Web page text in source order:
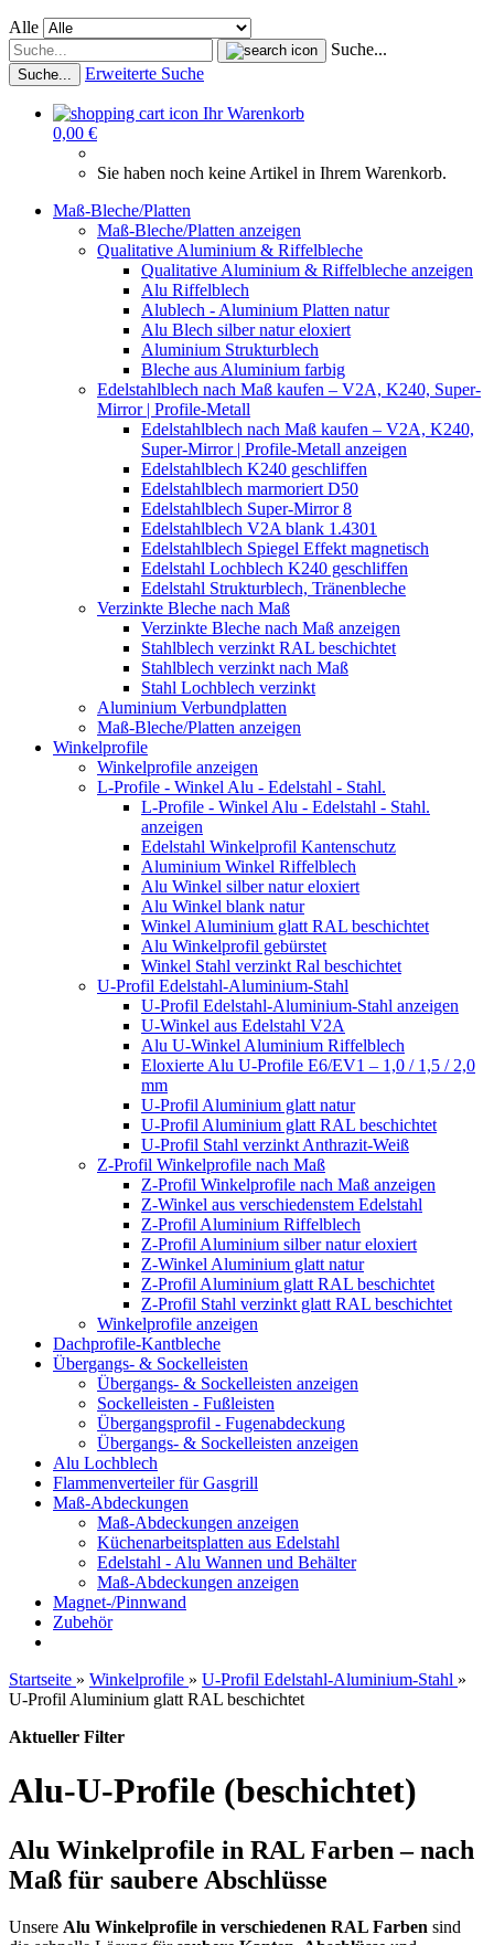
Alle
Suche...
Suche... Erweiterte Suche
Ihr Warenkorb
0,00 €
Sie haben noch keine Artikel in Ihrem Warenkorb.
Maß-Bleche/Platten
Maß-Bleche/Platten anzeigen
Qualitative Aluminium & Riffelbleche
Qualitative Aluminium & Riffelbleche anzeigen
Alu Riffelblech
Alublech - Aluminium Platten natur
Alu Blech silber natur eloxiert
Aluminium Strukturblech
Bleche aus Aluminium farbig
Edelstahlblech nach Maß kaufen – V2A, K240, Super-
Mirror | Profile-Metall
Edelstahlblech nach Maß kaufen – V2A, K240,
Super-Mirror | Profile-Metall anzeigen
Edelstahlblech K240 geschliffen
Edelstahlblech marmoriert D50
Edelstahlblech Super-Mirror 8
Edelstahlblech V2A blank 1.4301
Edelstahlblech Spiegel Effekt magnetisch
Edelstahl Lochblech K240 geschliffen
Edelstahl Strukturblech, Tränenbleche
Verzinkte Bleche nach Maß
Verzinkte Bleche nach Maß anzeigen
Stahlblech verzinkt RAL beschichtet
Stahlblech verzinkt nach Maß
Stahl Lochblech verzinkt
Aluminium Verbundplatten
Maß-Bleche/Platten anzeigen
Winkelprofile
Winkelprofile anzeigen
L-Profile - Winkel Alu - Edelstahl - Stahl.
L-Profile - Winkel Alu - Edelstahl - Stahl.
anzeigen
Edelstahl Winkelprofil Kantenschutz
Aluminium Winkel Riffelblech
Alu Winkel silber natur eloxiert
Alu Winkel blank natur
Winkel Aluminium glatt RAL beschichtet
Alu Winkelprofil gebürstet
Winkel Stahl verzinkt Ral beschichtet
U-Profil Edelstahl-Aluminium-Stahl
U-Profil Edelstahl-Aluminium-Stahl anzeigen
U-Winkel aus Edelstahl V2A
Alu U-Winkel Aluminium Riffelblech
Eloxierte Alu U-Profile E6/EV1 – 1,0 / 1,5 / 2,0
mm
U-Profil Aluminium glatt natur
U-Profil Aluminium glatt RAL beschichtet
U-Profil Stahl verzinkt Anthrazit-Weiß
Z-Profil Winkelprofile nach Maß
Z-Profil Winkelprofile nach Maß anzeigen
Z-Winkel aus verschiedenstem Edelstahl
Z-Profil Aluminium Riffelblech
Z-Profil Aluminium silber natur eloxiert
Z-Winkel Aluminium glatt natur
Z-Profil Aluminium glatt RAL beschichtet
Z-Profil Stahl verzinkt glatt RAL beschichtet
Winkelprofile anzeigen
Dachprofile-Kantbleche
Übergangs- & Sockelleisten
Übergangs- & Sockelleisten anzeigen
Sockelleisten - Fußleisten
Übergangsprofil - Fugenabdeckung
Übergangs- & Sockelleisten anzeigen
Alu Lochblech
Flammenverteiler für Gasgrill
Maß-Abdeckungen
Maß-Abdeckungen anzeigen
Küchenarbeitsplatten aus Edelstahl
Edelstahl - Alu Wannen und Behälter
Maß-Abdeckungen anzeigen
Magnet-/Pinnwand
Zubehör
Startseite » Winkelprofile » U-Profil Edelstahl-Aluminium-Stahl »
U-Profil Aluminium glatt RAL beschichtet
Aktueller Filter
Alu-U-Profile (beschichtet)
Alu Winkelprofile in RAL Farben – nach
Maß für saubere Abschlüsse
Unsere Alu Winkelprofile in verschiedenen RAL Farben sind